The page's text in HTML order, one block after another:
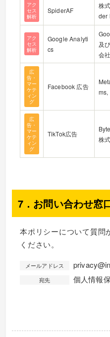
アク
セス
解析
SpiderAF
株
der
アク
セス
解析
Google Analyti
cs
及
会社
広
告・
マー
ケテ
ィン
グ
Facebook 広告
ms,
広
告・
マー
ケテ
ィン
グ
TikTok広告
株
7．お問い合わせ窓
本ポリシーについて質問
ください。
メールアドレス
宛先 個人情報